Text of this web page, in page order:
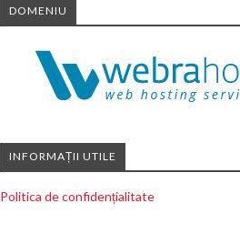
DOMENIU
INFORMAȚII UTILE
Politica de confidențialitate